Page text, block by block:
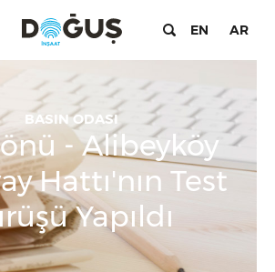
EN AR
BASIN ODASI
- Alibeyköy
Hattı'nın Test
Yapıldı